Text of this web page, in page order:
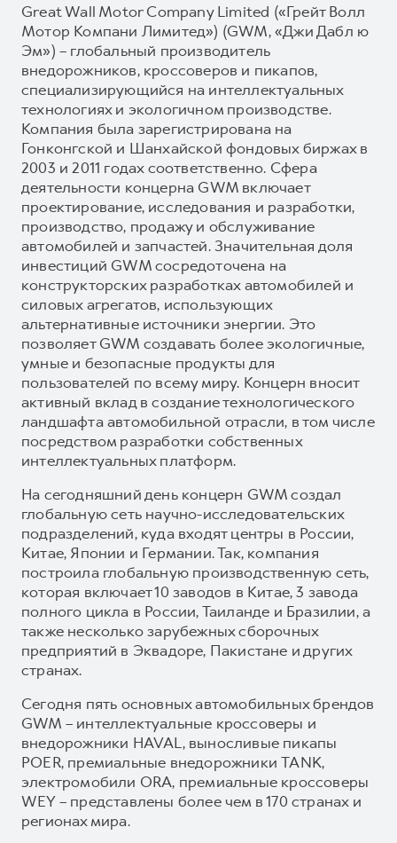
Great Wall Motor Company Limited («Грейт Волл
Мотор Компани Лимитед») (GWM, «Джи Дабл ю
Эм») – глобальный производитель
внедорожников, кроссоверов и пикапов,
специализирующийся на интеллектуальных
технологиях и экологичном производстве.
Компания была зарегистрирована на
Гонконгской и Шанхайской фондовых биржах в
2003 и 2011 годах соответственно. Сфера
деятельности концерна GWM включает
проектирование, исследования и разработки,
производство, продажу и обслуживание
автомобилей и запчастей. Значительная доля
инвестиций GWM сосредоточена на
конструкторских разработках автомобилей и
силовых агрегатов, использующих
альтернативные источники энергии. Это
позволяет GWM создавать более экологичные,
умные и безопасные продукты для
пользователей по всему миру. Концерн вносит
активный вклад в создание технологического
ландшафта автомобильной отрасли, в том числе
посредством разработки собственных
интеллектуальных платформ.
На сегодняшний день концерн GWM создал
глобальную сеть научно-исследовательских
подразделений, куда входят центры в России,
Китае, Японии и Германии. Так, компания
построила глобальную производственную сеть,
которая включает 10 заводов в Китае, 3 завода
полного цикла в России, Таиланде и Бразилии, а
также несколько зарубежных сборочных
предприятий в Эквадоре, Пакистане и других
странах.
Сегодня пять основных автомобильных брендов
GWM – интеллектуальные кроссоверы и
внедорожники HAVAL, выносливые пикапы
POER, премиальные внедорожники TANK,
электромобили ORA, премиальные кроссоверы
WEY – представлены более чем в 170 странах и
регионах мира.